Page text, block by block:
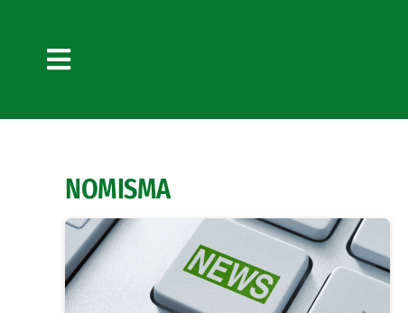
Toggle
NOMISMA